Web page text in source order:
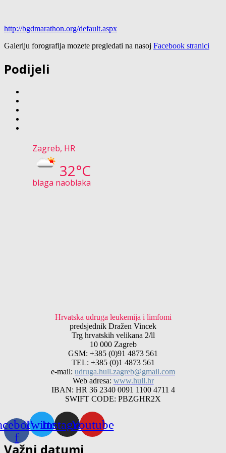
http://bgdmarathon.org/default.aspx
Galeriju forografija mozete pregledati na nasoj Facebook stranici
Podijeli
Zagreb, HR
32°C
blaga naoblaka
Hrvatska udruga leukemija i limfomi
predsjednik Dražen Vincek
Trg hrvatskih velikana 2/ll
10 000 Zagreb
GSM: +385 (0)91 4873 561
TEL: +385 (0)1 4873 561
e-mail: udruga.hull.zagreb@gmail.com
Web adresa: www.hull.hr
IBAN: HR 36 2340 0091 1100 4711 4
SWIFT CODE: PBZGHR2X
f
TwitterInstagramYoutube
Važni datumi